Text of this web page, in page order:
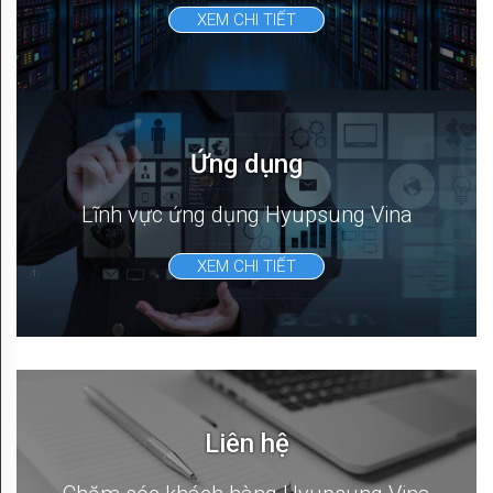
Download
XEM CHI TIẾT
Ứng dụng
Lĩnh vực ứng dụng Hyupsung Vina
XEM CHI TIẾT
Liên hệ